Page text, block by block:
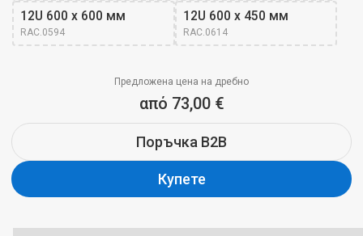
12U 600 x 600 мм
RAC.0594
12U 600 x 450 мм
RAC.0614
Предложена цена на дребно
από 73,00 €
Поръчка B2B
Купете